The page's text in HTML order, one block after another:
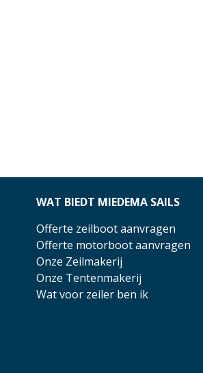
WAT BIEDT MIEDEMA SAILS
Offerte zeilboot aanvragen
Offerte motorboot aanvragen
Onze Zeilmakerij
Onze Tentenmakerij
Wat voor zeiler ben ik